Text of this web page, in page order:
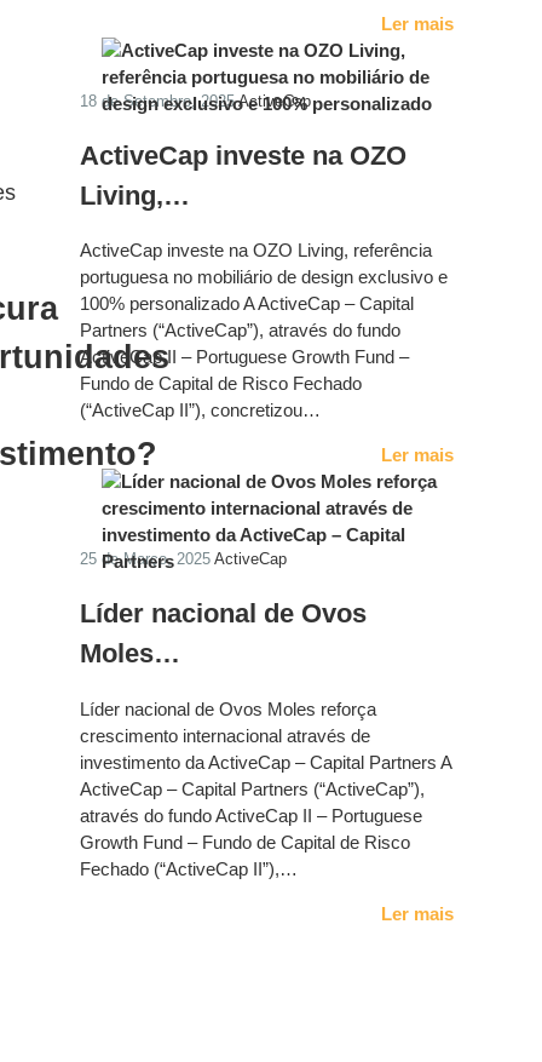
Ler mais
18 de Setembro, 2025ActiveCap
ActiveCap investe na OZO
Living,…
ActiveCap investe na OZO Living, referência
portuguesa no mobiliário de design exclusivo e
100% personalizado A ActiveCap – Capital
Partners (“ActiveCap”), através do fundo
ActiveCap II – Portuguese Growth Fund –
Fundo de Capital de Risco Fechado
(“ActiveCap II”), concretizou…
Ler mais
25 de Março, 2025 ActiveCap
Líder nacional de Ovos
Moles…
Líder nacional de Ovos Moles reforça
crescimento internacional através de
investimento da ActiveCap – Capital Partners A
ActiveCap – Capital Partners (“ActiveCap”),
através do fundo ActiveCap II – Portuguese
Growth Fund – Fundo de Capital de Risco
Fechado (“ActiveCap II”),…
Ler mais